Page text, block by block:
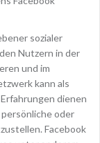
sozialer
Nutzern in der
und im
kann als
dienen
oder
Facebook